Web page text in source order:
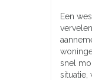
Een
snel
situatie,